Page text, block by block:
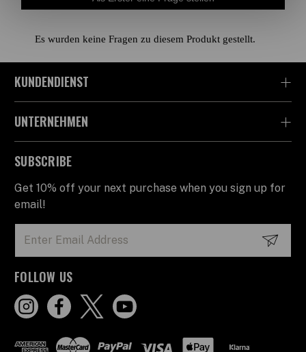
KUNDENDIENST
UNTERNEHMEN
SUBSCRIBE
Get 10% off your next purchase when you sign up for
email!
Address
FOLLOW US